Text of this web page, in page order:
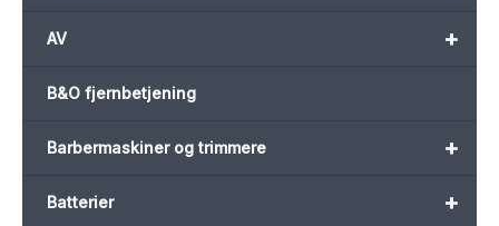
+
AV
B&O fjernbetjening
+
Barbermaskiner og trimmere
+
Batterier